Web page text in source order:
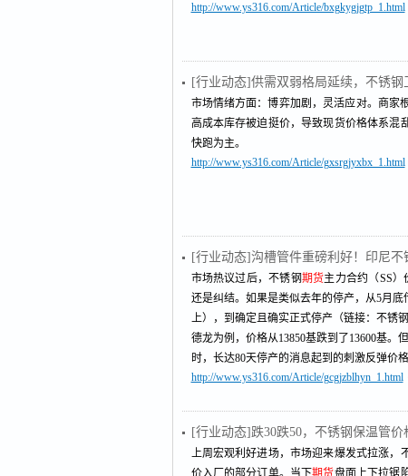
http://www.ys316.com/Article/bxgkygjgtp_1.html
[行业动态]供需双弱格局延续，不锈钢
市场情绪方面：博弈加剧，灵活应对。商家
高成本库存被迫挺价，导致现货价格体系混
快跑为主。
http://www.ys316.com/Article/gxsrgjyxbx_1.html
[行业动态]沟槽管件重磅利好！印尼不
市场热议过后，不锈钢期货主力合约（SS）
还是纠结。如果是类似去年的停产，从5月
上），到确定且确实正式停产（链接：不锈
德龙为例，价格从13850基跌到了13600基
时，长达80天停产的消息起到的刺激反弹价格
http://www.ys316.com/Article/gcgjzblhyn_1.html
[行业动态]跌30跌50，不锈钢保温管价
上周宏观利好进场，市场迎来爆发式拉涨，
价入厂的部分订单。当下期货盘面上下拉锯